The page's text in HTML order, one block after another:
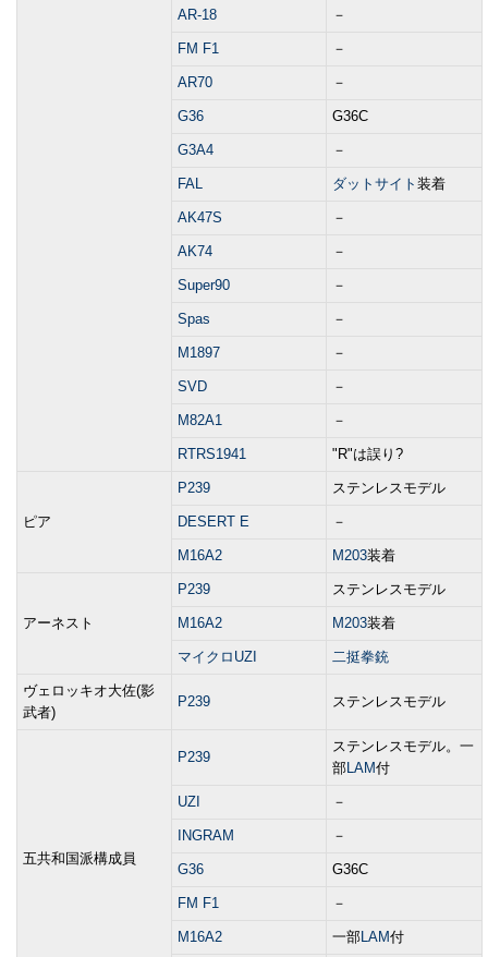
AR-18 －
FM F1 －
AR70 －
G36 G36C
G3A4 －
FAL ダットサイト 装着
AK47S －
AK74 －
Super90 －
Spas －
M1897 －
SVD －
M82A1 －
RTRS1941 "R"は誤り?
ピア
P239 ステンレスモデル
DESERT E －
M16A2 M203装着
アーネスト
P239 ステンレスモデル
M16A2 M203装着
マイクロUZI 二挺拳銃
ヴェロッキオ大佐(影
武者)
P239 ステンレスモデル
五共和国派構成員
P239
ステンレスモデル。一
部LAM付
UZI －
INGRAM －
G36 G36C
FM F1 －
M16A2 一部LAM付